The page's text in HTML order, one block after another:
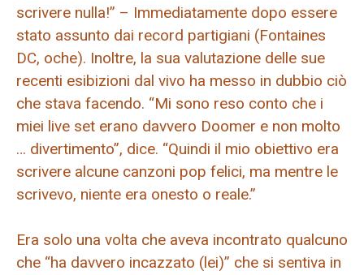
scrivere nulla!” – Immediatamente dopo essere
stato assunto dai record partigiani (Fontaines
DC, oche). Inoltre, la sua valutazione delle sue
recenti esibizioni dal vivo ha messo in dubbio ciò
che stava facendo. “Mi sono reso conto che i
miei live set erano davvero Doomer e non molto
… divertimento”, dice. “Quindi il mio obiettivo era
scrivere alcune canzoni pop felici, ma mentre le
scrivevo, niente era onesto o reale.”
Era solo una volta che aveva incontrato qualcuno
che “ha davvero incazzato (lei)” che si sentiva in